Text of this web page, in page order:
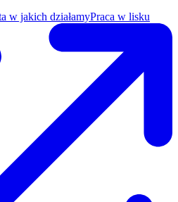
w jakich działamyPraca w lisku